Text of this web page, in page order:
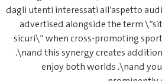
dagli
sicuri\”
.\nand